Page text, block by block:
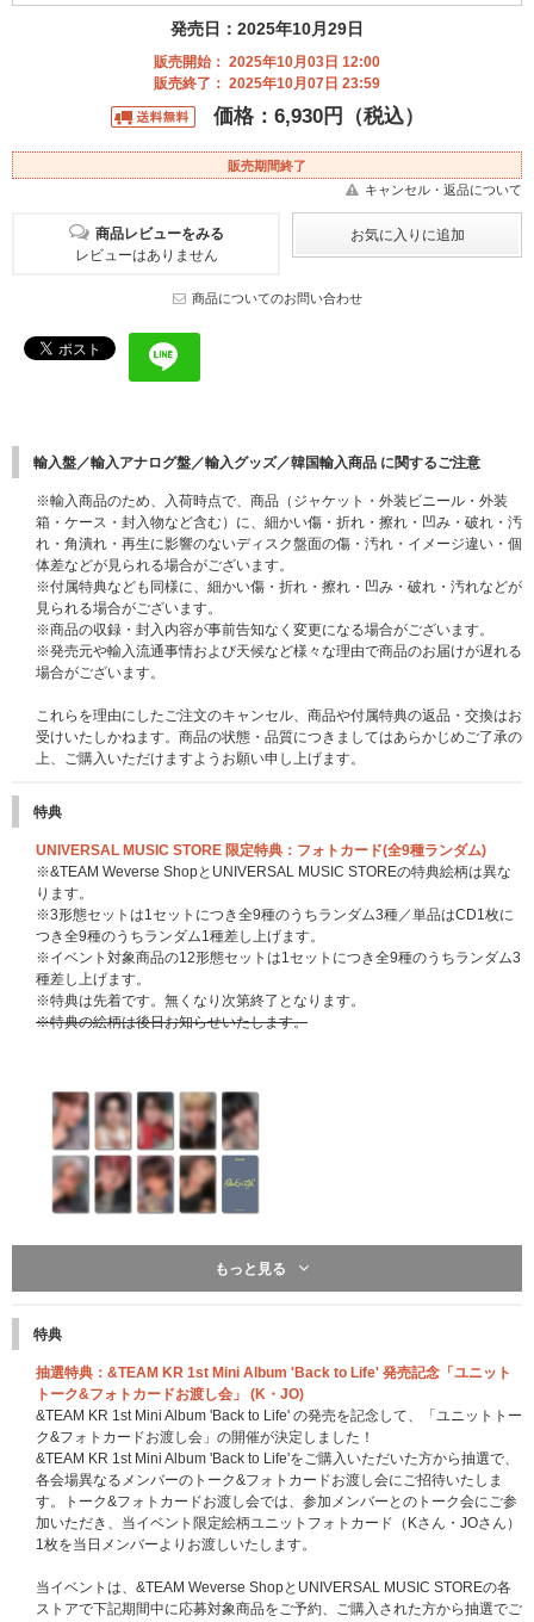
発売日：2025年10月29日
販売開始： 2025年10月03日 12:00
販売終了： 2025年10月07日 23:59
価格：6,930円（税込）
販売期間終了
キャンセル・返品について
商品レビューをみる
レビューはありません
商品についてのお問い合わせ
輸入盤／輸入アナログ盤／輸入グッズ／韓国輸入商品 に関するご注意
※輸入商品のため、入荷時点で、商品（ジャケット・外装ビニール・外装
箱・ケース・封入物など含む）に、細かい傷・折れ・擦れ・凹み・破れ・汚
れ・角潰れ・再生に影響のないディスク盤面の傷・汚れ・イメージ違い・個
体差などが見られる場合がございます。
※付属特典なども同様に、細かい傷・折れ・擦れ・凹み・破れ・汚れなどが
見られる場合がございます。
※商品の収録・封入内容が事前告知なく変更になる場合がございます。
※発売元や輸入流通事情および天候など様々な理由で商品のお届けが遅れる
場合がございます。
これらを理由にしたご注文のキャンセル、商品や付属特典の返品・交換はお
受けいたしかねます。商品の状態・品質につきましてはあらかじめご了承の
上、ご購入いただけますようお願い申し上げます。
特典
UNIVERSAL MUSIC STORE 限定特典：フォトカード(全9種ランダム)
※&TEAM Weverse ShopとUNIVERSAL MUSIC STOREの特典絵柄は異な
ります。
※3形態セットは1セットにつき全9種のうちランダム3種／単品はCD1枚に
つき全9種のうちランダム1種差し上げます。
※イベント対象商品の12形態セットは1セットにつき全9種のうちランダム3
種差し上げます。
※特典は先着です。無くなり次第終了となります。
※特典の絵柄は後日お知らせいたします。
一般盤(2形態)+Photocard Box (Mini CD-R ver.) 計3形態セット購入特典とな
※&TEAM Weverse ShopとUNIVERSAL MUSIC STOREの特典絵柄は異な
ります。
※3形態セットを1セットにつき1点差し上げます。
※イベント対象商品の12形態セットは1セットにつき1点差し上げます。
※特典は先着です。無くなり次第終了となります。
※特典の絵柄は後日お知らせいたします。
もっと見る
特典
抽選特典：&TEAM KR 1st Mini Album 'Back to Life' 発売記念「ユニット
トーク&フォトカードお渡し会」 (K・JO)
&TEAM KR 1st Mini Album 'Back to Life' の発売を記念して、「ユニットトー
ク&フォトカードお渡し会」の開催が決定しました！
&TEAM KR 1st Mini Album 'Back to Life'をご購入いただいた方から抽選で、
各会場異なるメンバーのトーク&フォトカードお渡し会にご招待いたしま
す。トーク&フォトカードお渡し会では、参加メンバーとのトーク会にご参
加いただき、当イベント限定絵柄ユニットフォトカード（Kさん・JOさん）
1枚を当日メンバーよりお渡しいたします。
当イベントは、&TEAM Weverse ShopとUNIVERSAL MUSIC STOREの各
ストアで下記期間中に応募対象商品をご予約、ご購入された方から抽選でご